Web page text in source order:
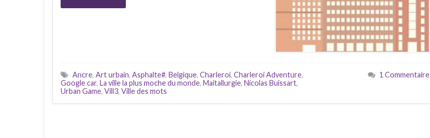
Ancre, Art urbain, Asphalte#, Belgique, Charleroi, Charleroi Adventure,
Google car, La ville la plus moche du monde, Maitallurgie, Nicolas Buissart,
Urban Game, Vill3, Ville des mots
1 Commentaire